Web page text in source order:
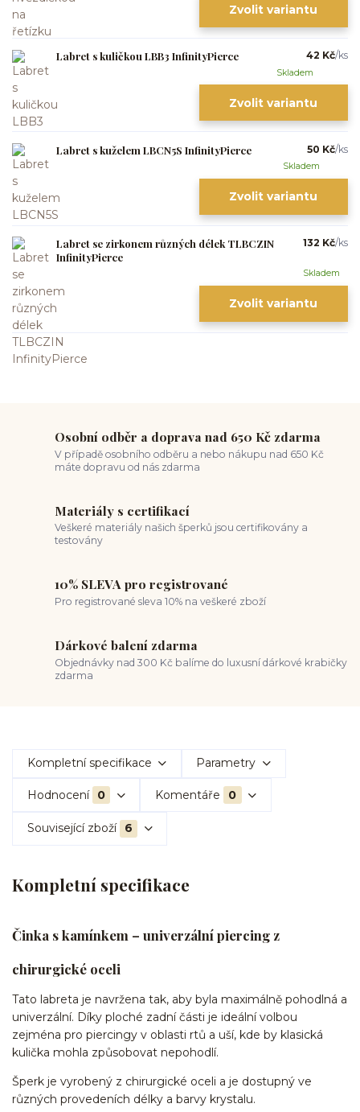
Zvolit variantu
Labret s kuličkou LBB3 InfinityPierce 42 Kč/ks
Skladem
Zvolit variantu
Labret s kuželem LBCN5S InfinityPierce 50 Kč/ks
Skladem
Zvolit variantu
Labret se zirkonem různých délek TLBCZIN
InfinityPierce
132 Kč/ks
Skladem
Zvolit variantu
Osobní odběr a doprava nad 650 Kč zdarma
V případě osobního odběru a nebo nákupu nad 650 Kč
máte dopravu od nás zdarma
Materiály s certifikací
Veškeré materiály našich šperků jsou certifikovány a
testovány
10% SLEVA pro registrované
Pro registrované sleva 10% na veškeré zboží
Dárkové balení zdarma
Objednávky nad 300 Kč balíme do luxusní dárkové krabičky
zdarma
Kompletní specifikace Parametry
Hodnocení 0 Komentáře 0
Související zboží 6
Kompletní specifikace
Činka s kamínkem – univerzální piercing z
chirurgické oceli
Tato labreta je navržena tak, aby byla maximálně pohodlná a
univerzální. Díky ploché zadní části je ideální volbou
zejména pro piercingy v oblasti rtů a uší, kde by klasická
kulička mohla způsobovat nepohodlí.
Šperk je vyrobený z chirurgické oceli a je dostupný ve
různých provedeních délky a barvy krystalu.